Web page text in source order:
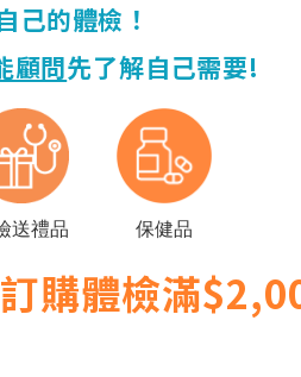
己的體檢！
顧問先了解自己需要!
送禮品 保健品
購體檢滿